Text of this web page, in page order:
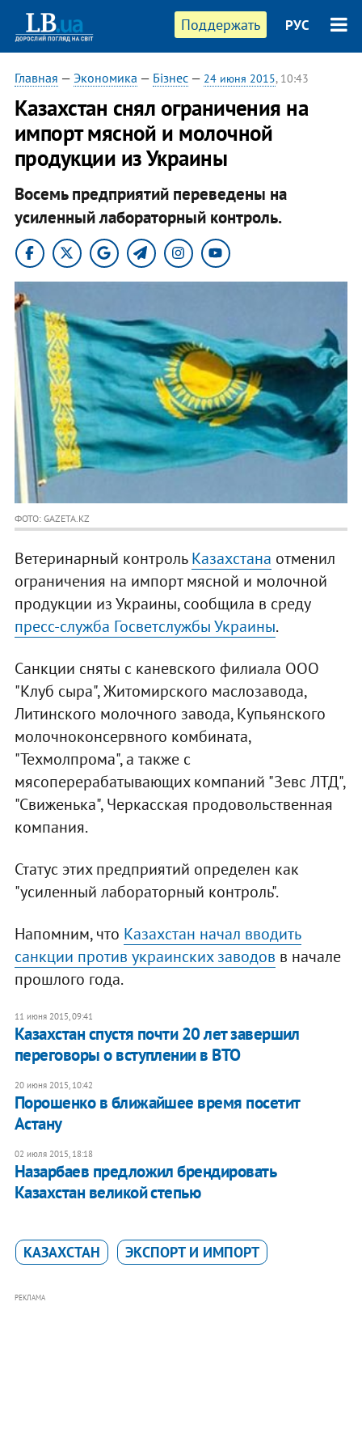
Поддержать РУС
Главная — Экономика — Бізнес— 24 июня 2015, 10:43
Казахстан снял ограничения на
импорт мясной и молочной
продукции из Украины
Восемь предприятий переведены на
усиленный лабораторный контроль.
ФОТО: GAZETA.KZ
Ветеринарный контрольКазахстана отменил
ограничения на импорт мясной и молочной
продукции из Украины, сообщила в среду
пресс-служба Госветслужбы Украины.
Санкции сняты с каневского филиала ООО
"Клуб сыра", Житомирского маслозавода,
Литинского молочного завода, Купьянского
молочноконсервного комбината,
"Техмолпрома", а также с
мясоперерабатывающих компаний "Зевс ЛТД",
"Свиженька", Черкасская продовольственная
компания.
Статус этих предприятий определен как
"усиленный лабораторный контроль".
Напомним, что Казахстан начал вводить
санкции против украинских заводов в начале
прошлого года.
11 июня 2015, 09:41
Казахстан спустя почти 20 лет завершил
переговоры о вступлении в ВТО
20 июня 2015, 10:42
Порошенко в ближайшее время посетит
Астану
02 июля 2015, 18:18
Назарбаев предложил брендировать
Казахстан великой степью
КАЗАХСТАН ЭКСПОРТ И ИМПОРТ
РЕКЛАМА